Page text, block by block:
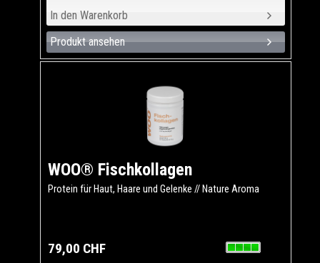
Produkt ansehen
WOO® Fischkollagen
Protein für Haut, Haare und Gelenke // Nature Aroma
79,00 CHF